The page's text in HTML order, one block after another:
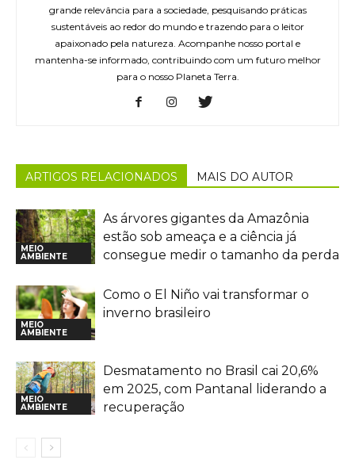
grande relevância para a sociedade, pesquisando práticas
sustentáveis ao redor do mundo e trazendo para o leitor
apaixonado pela natureza. Acompanhe nosso portal e
mantenha-se informado, contribuindo com um futuro melhor
para o nosso Planeta Terra.
ARTIGOS RELACIONADOS MAIS DO AUTOR
MEIO
AMBIENTE
As árvores gigantes da Amazônia
estão sob ameaça e a ciência já
consegue medir o tamanho da perda
MEIO
AMBIENTE
Como o El Niño vai transformar o
inverno brasileiro
MEIO
AMBIENTE
Desmatamento no Brasil cai 20,6%
em 2025, com Pantanal liderando a
recuperação